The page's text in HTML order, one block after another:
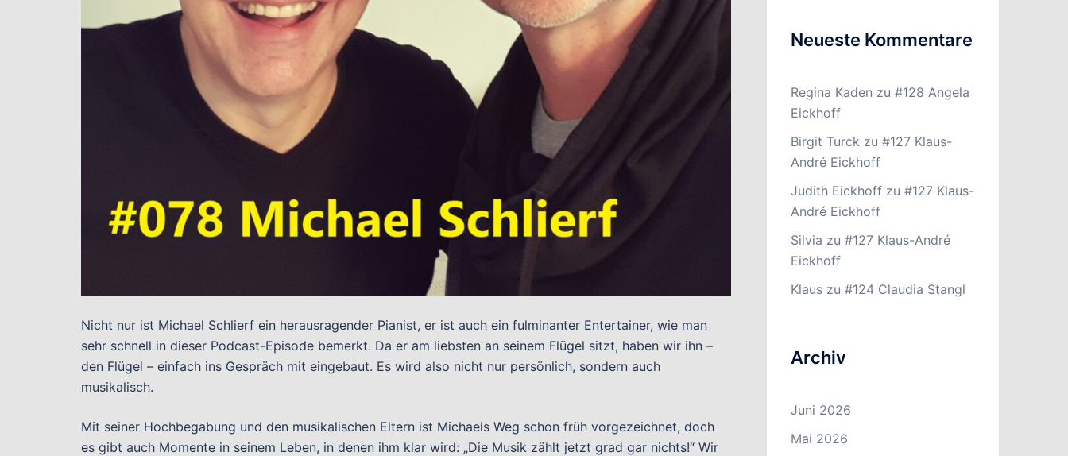
Nicht nur ist Michael Schlierf ein herausragender Pianist, er ist auch ein fulminanter Entertainer, wie man
sehr schnell in dieser Podcast-Episode bemerkt. Da er am liebsten an seinem Flügel sitzt, haben wir ihn –
den Flügel – einfach ins Gespräch mit eingebaut. Es wird also nicht nur persönlich, sondern auch
musikalisch.
Mit seiner Hochbegabung und den musikalischen Eltern ist Michaels Weg schon früh vorgezeichnet, doch
es gibt auch Momente in seinem Leben, in denen ihm klar wird: „Die Musik zählt jetzt grad gar nichts!“ Wir
Neueste Kommentare
Regina Kaden zu #128 Angela
Eickhoff
Birgit Turck zu #127 Klaus-
André Eickhoff
Judith Eickhoffzu #127 Klaus-
André Eickhoff
Silvia zu #127 Klaus-André
Eickhoff
Klauszu #124 Claudia Stangl
Archiv
Juni 2026
Mai 2026